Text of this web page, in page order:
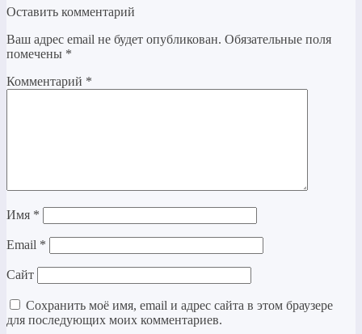
Оставить комментарий
Ваш адрес email не будет опубликован. Обязательные поля
помечены *
Комментарий *
Имя *
Email *
Сайт
Сохранить моё имя, email и адрес сайта в этом браузере
для последующих моих комментариев.